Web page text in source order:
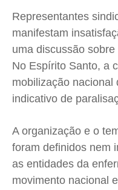
Cidades
Economia
Cultura
Colunas
Gustavo Bastos
Cidades
Economia
Cultura
Colunas
Gustavo Bastos
Cidades
Economia
Cultura
Colunas
Gustavo Bastos
Cidades
Economia
Cultura
Colunas
Gustavo Bastos
Representantes
manifestam
uma discussão
No Espírito Santo, a
mobilização nacional
indicativo de
A organização e o
foram definidos nem
as entidades da
movimento nacional